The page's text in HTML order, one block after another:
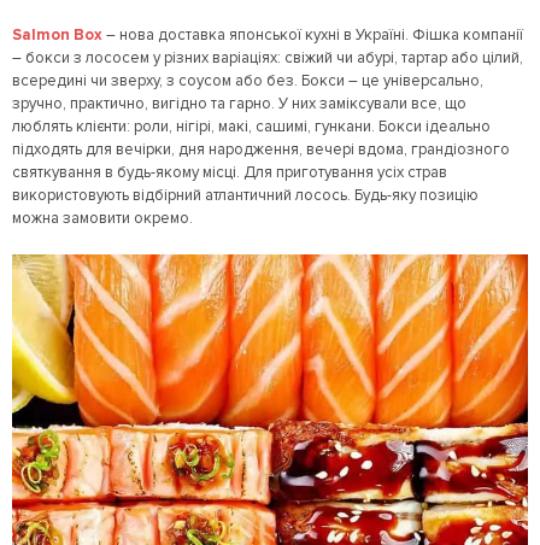
Salmon Box– нова доставка японської кухні в Україні. Фішка компанії
– бокси з лососем у різних варіаціях: свіжий чи абурі, тартар або цілий,
всередині чи зверху, з соусом або без. Бокси – це універсально,
зручно, практично, вигідно та гарно. У них заміксували все, що
люблять клієнти: роли, нігірі, макі, сашимі, гункани. Бокси ідеально
підходять для вечірки, дня народження, вечері вдома, грандіозного
святкування в будь-якому місці. Для приготування усіх страв
використовують відбірний атлантичний лосось. Будь-яку позицію
можна замовити окремо.